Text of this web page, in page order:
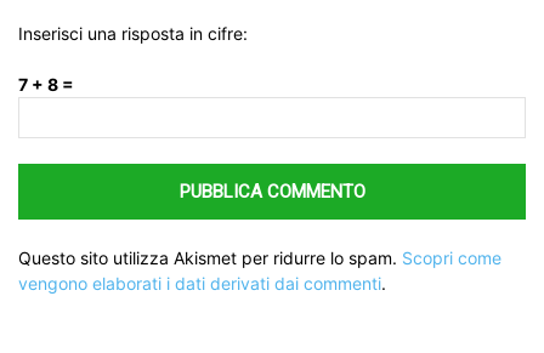
Inserisci una risposta in cifre:
7 + 8 =
Questo sito utilizza Akismet per ridurre lo spam. Scopri come
vengono elaborati i dati derivati dai commenti.